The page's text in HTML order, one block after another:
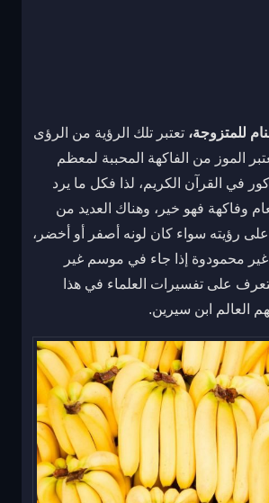
للمتزوجة، تعتبر تلك الرؤية من الرؤى
الموز من الفاكهة المحببة لمعظم
في القرآن الكريم، لذا فكل ما يرد
وفاكهة فهو خير، وهناك العديد من
على رؤيته سواء كان لونه أصفر أو أخضر،
غير محمودوة إذا جاء في موسم غير
على تفسيرات العلماء في هذا
العالم ابن سيرين.